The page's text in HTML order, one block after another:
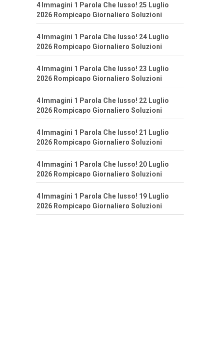
4 Immagini 1 Parola Che lusso! 25 Luglio
2026 Rompicapo Giornaliero Soluzioni
4 Immagini 1 Parola Che lusso! 24 Luglio
2026 Rompicapo Giornaliero Soluzioni
4 Immagini 1 Parola Che lusso! 23 Luglio
2026 Rompicapo Giornaliero Soluzioni
4 Immagini 1 Parola Che lusso! 22 Luglio
2026 Rompicapo Giornaliero Soluzioni
4 Immagini 1 Parola Che lusso! 21 Luglio
2026 Rompicapo Giornaliero Soluzioni
4 Immagini 1 Parola Che lusso! 20 Luglio
2026 Rompicapo Giornaliero Soluzioni
4 Immagini 1 Parola Che lusso! 19 Luglio
2026 Rompicapo Giornaliero Soluzioni